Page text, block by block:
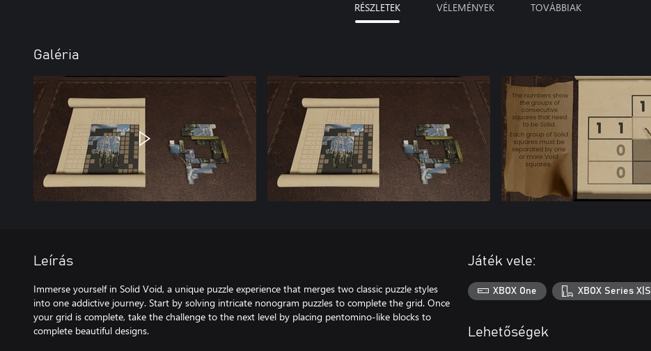
RÉSZLETEK VÉLEMÉNYEK TOVÁBBIAK
Galéria
Leírás
Immerse yourself in Solid Void, a unique puzzle experience that merges two classic puzzle styles
into one addictive journey. Start by solving intricate nonogram puzzles to complete the grid. Once
your grid is complete, take the challenge to the next level by placing pentomino-like blocks to
complete beautiful designs.
Játék vele:
XBOX One XBOX Series X|S
Lehetőségek